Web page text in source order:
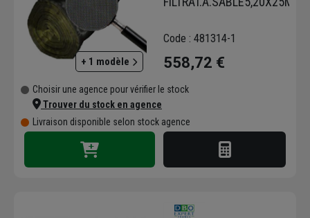
DBO France, vous optez pour des
technologies qui garantissent une
gestion durable de l'eau, que ce soit
pour le traitement de vos eaux usées ou
la gestion de vos eaux pluviales. C'est un
partenaire de confiance pour tous les
professionnels soucieux de la qualité et
de la conformité de leurs installations.
+ 1 modèle
Code : 481314-1
558,72 €
Choisir une agence pour vérifier le stock
Trouver du stock en agence
Livraison disponible selon stock agence